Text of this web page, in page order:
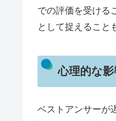
での評価を受ける
として捉えること
心理的な
ベストアンサーが